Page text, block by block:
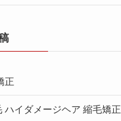
正
ハイダメージヘア 縮毛矯正